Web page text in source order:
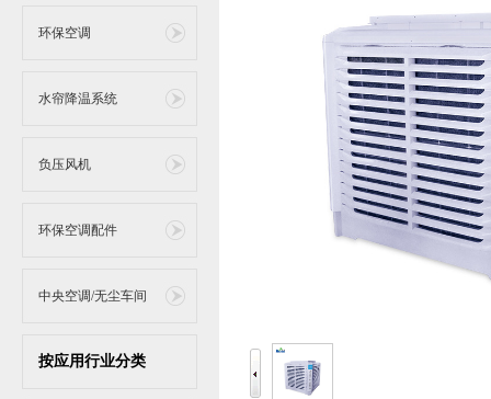
环保空调
水帘降温系统
负压风机
环保空调配件
中央空调/无尘车间
按应用行业分类